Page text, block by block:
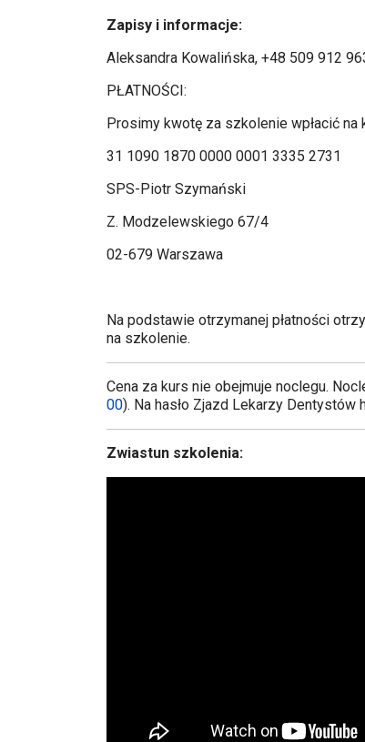
Zapisy i informacje:
Aleksandra Kowalińska, +48 509 912
PŁATNOŚCI:
Prosimy kwotę za szkolenie wpłacić na
31 1090 1870 0000 0001 3335 2731
SPS-Piotr Szymański
Z. Modzelewskiego 67/4
02-679 Warszawa
Na podstawie otrzymanej płatności
na szkolenie.
Cena za kurs nie obejmuje noclegu.
00). Na hasło Zjazd Lekarzy
Zwiastun szkolenia: